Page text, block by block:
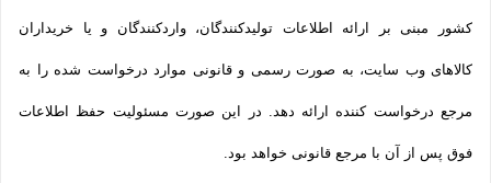
کشور مبنی بر ارائه اطلاعات تولیدکنندگان، واردکنندگان و یا خریداران
کالاهای وب سایت، به صورت رسمی و قانونی موارد درخواست شده را به
مرجع درخواست کننده ارائه دهد. در این صورت مسئولیت حفظ اطلاعات
فوق پس از آن با مرجع قانونی خواهد بود.